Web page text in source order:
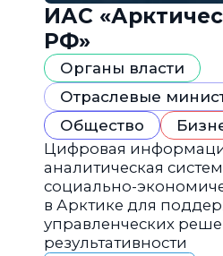
ИАС
РФ»
Органы власти
Отраслевые
Общество
Цифровая
аналитическая
социально-
в Арктике для
управленческих
результативности